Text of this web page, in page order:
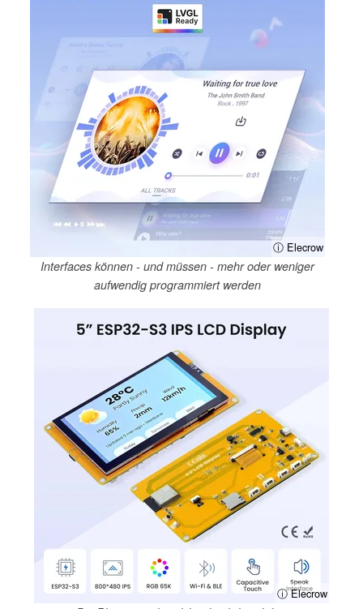
ⓘ Elecrow
Interfaces können - und müssen - mehr oder weniger
aufwendig programmiert werden
ⓘ Elecrow